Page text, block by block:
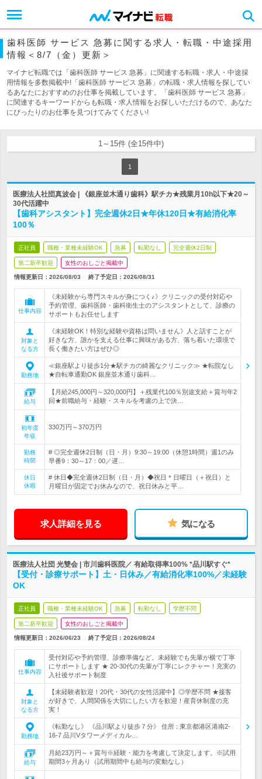
歯科医師 サービス 急募に関する求人・転職・中途採用
情報＜8/7（金）更新＞
マイナビ転職では「歯科医師 サービス 急募」に関連する転職・求人・中途採
用情報を多数掲載中!「歯科医師 サービス 急募」の転職・求人情報を探してい
るあなたにおすすめのお仕事を掲載しています。「歯科医師 サービス 急募」
に関連するキーワードからも転職・求人情報をお探しいただけるので、あなた
にぴったりのお仕事を見つけてみてください!
1～15件 (全15件中)
1
医療法人社団真波会 | 《銀座並木通り歯科》駅チカ★残業月10h以下★20～
30代活躍中
【歯科アシスタント】完全週休2日★年休120日★有給消化率
100％
正社員 職種・業種未経験OK 急募 転勤なし 完全週休2日制
第二新卒歓迎 女性のおしごと掲載中
情報更新日：2026/08/03 終了予定日： 2026/08/31
仕事内容
《未経験から専門スキルが身につく♪》クリニックの受付対応や
予約管理、歯科医師・歯科衛生士のアシスタントとして、診療の
サポートもお任せします
対象と
なる方
《未経験OK！特別な経験や資格は問いません》人と話すことが
好きな方、誰かを支える仕事に興味がある方、落ち着いた環境で
長く働きたい方はぜひ◎
勤務地
≪銀座駅より徒歩1分★駅チカの綺麗なクリニック≫ ★転院なし
★自転車通勤OK 銀座並木通り歯科…
給与
【月給245,000円～320,000円】＋残業代100％別途支給＋賞与年2
回★前職給与・経験・スキルを考慮の上で決…
初年度
年収
330万円～370万円
勤務
時間
# ◎完全週休2日制（日・月）9:30～19:00（休憩1時間）週1のみ
早番9：30～17：00／遅…
休日
休暇
# 休日◆完全週休2日制（日・月）◆祝日＊日曜日（＋祝日）と
月曜日が固定でお休みなので、祝日休みと平…
求人詳細を見る 気になる
医療法人社団 光雙会 | 市川歯科医院／ 有給取得率100% *品川駅すぐ*
【受付・診療サポート】土・日休み／有給消化率100%／未経験
OK
正社員 職種・業種未経験OK 急募 転勤なし 学歴不問
第二新卒歓迎 女性のおしごと掲載中
情報更新日：2026/06/23 終了予定日： 2026/08/24
仕事内容
受付対応や予約管理、診療準備など。未経験でも先輩が横で丁寧
にサポートします ★ 20-30代の先輩が丁寧にレクチャー！充実の
入社後サポート制度
対象と
なる方
【未経験者歓迎！20代・30代の女性活躍中】◎学歴不問 ★接客
が好きで、人間関係を大切にしたい方を歓迎！産育休制度の充
実！
勤務地
《転勤なし》 《品川駅より徒歩７分》 住所 : 東京都港区港南2-
16-7 品川Vタワーメディカル…
給与
月給23万円～＋賞与※経験・能力を考慮して決定します。※試用
期間3ヶ月あり（試用期間中も給与の変動なし）